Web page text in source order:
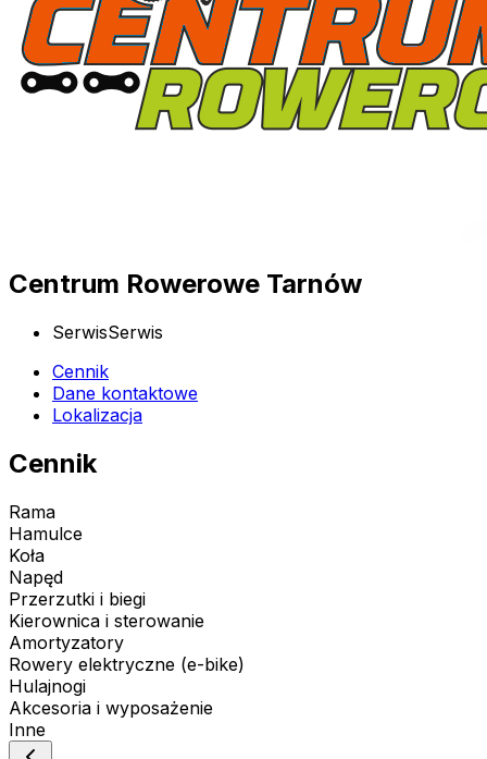
Centrum Rowerowe Tarnów
SerwisSerwis
Cennik
Dane kontaktowe
Lokalizacja
Cennik
Rama
Hamulce
Koła
Napęd
Przerzutki i biegi
Kierownica i sterowanie
Amortyzatory
Rowery elektryczne (e-bike)
Hulajnogi
Akcesoria i wyposażenie
Inne